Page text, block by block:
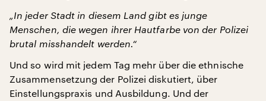
„In jeder Stadt in diesem Land gibt es junge
Menschen, die wegen ihrer Hautfarbe von der Polizei
brutal misshandelt werden.“
Und so wird mit jedem Tag mehr über die ethnische
Zusammensetzung der Polizei diskutiert, über
Einstellungspraxis und Ausbildung. Und der